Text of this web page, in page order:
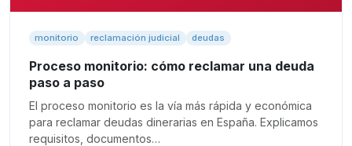
monitorio reclamación judicial deudas
Proceso monitorio: cómo reclamar una deuda
paso a paso
El proceso monitorio es la vía más rápida y económica
para reclamar deudas dinerarias en España. Explicamos
requisitos, documentos…